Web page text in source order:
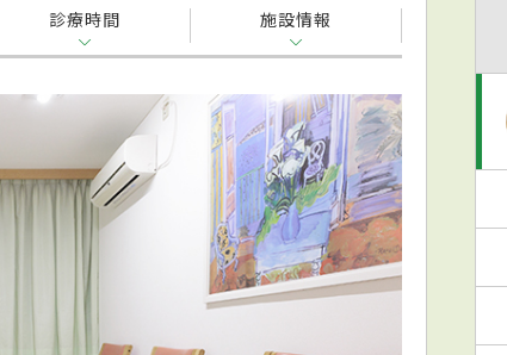
診療時間 施設情報